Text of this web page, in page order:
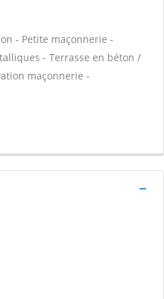
- Petite maçonnerie -
- Terrasse en béton /
maçonnerie -